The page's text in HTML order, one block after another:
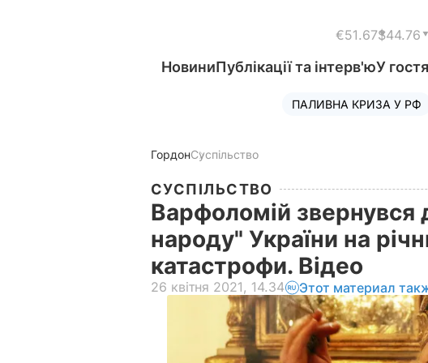
€51.67$44.76
НовиниПублікації та інтерв'юУ
ПАЛИВНА КРИЗА У РФ
ГордонСуспільство
СУСПІЛЬСТВО
Варфоломій звернувся
народу" України на
катастрофи. Відео
26 квітня 2021, 14.34 Этот материал